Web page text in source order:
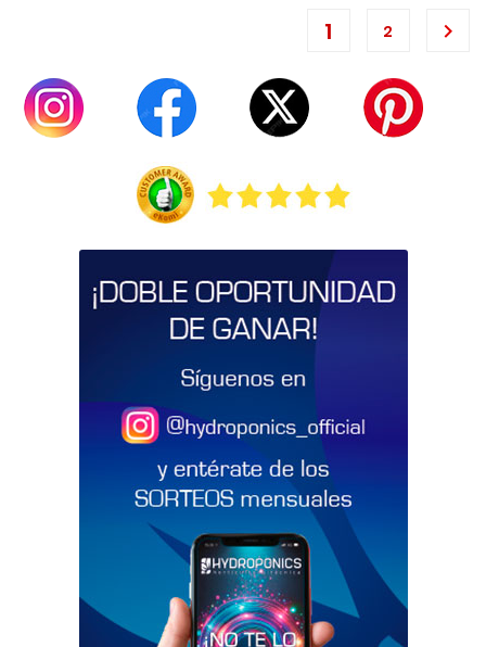
1 2 